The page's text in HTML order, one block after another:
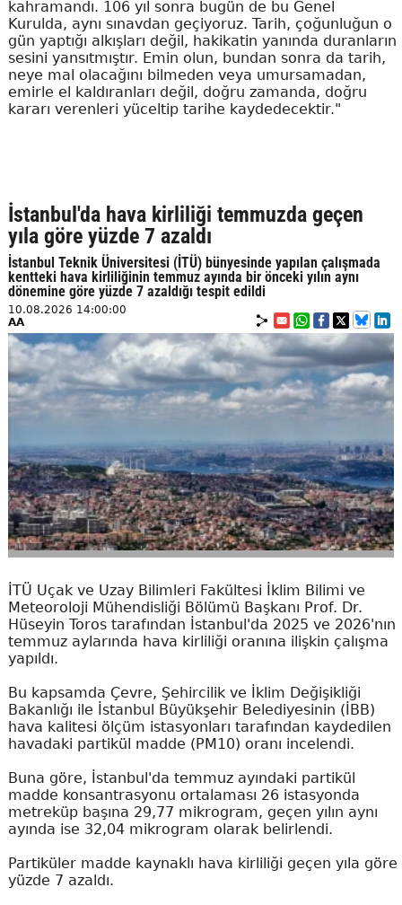
kahramandı. 106 yıl sonra bugün de bu Genel
Kurulda, aynı sınavdan geçiyoruz. Tarih, çoğunluğun o
gün yaptığı alkışları değil, hakikatin yanında duranların
sesini yansıtmıştır. Emin olun, bundan sonra da tarih,
neye mal olacağını bilmeden veya umursamadan,
emirle el kaldıranları değil, doğru zamanda, doğru
kararı verenleri yüceltip tarihe kaydedecektir."
İstanbul'da hava kirliliği temmuzda geçen
yıla göre yüzde 7 azaldı
İstanbul Teknik Üniversitesi (İTÜ) bünyesinde yapılan çalışmada
kentteki hava kirliliğinin temmuz ayında bir önceki yılın aynı
dönemine göre yüzde 7 azaldığı tespit edildi
10.08.2026 14:00:00
AA
İTÜ Uçak ve Uzay Bilimleri Fakültesi İklim Bilimi ve
Meteoroloji Mühendisliği Bölümü Başkanı Prof. Dr.
Hüseyin Toros tarafından İstanbul'da 2025 ve 2026'nın
temmuz aylarında hava kirliliği oranına ilişkin çalışma
yapıldı.
Bu kapsamda Çevre, Şehircilik ve İklim Değişikliği
Bakanlığı ile İstanbul Büyükşehir Belediyesinin (İBB)
hava kalitesi ölçüm istasyonları tarafından kaydedilen
havadaki partikül madde (PM10) oranı incelendi.
Buna göre, İstanbul'da temmuz ayındaki partikül
madde konsantrasyonu ortalaması 26 istasyonda
metreküp başına 29,77 mikrogram, geçen yılın aynı
ayında ise 32,04 mikrogram olarak belirlendi.
Partiküler madde kaynaklı hava kirliliği geçen yıla göre
yüzde 7 azaldı.